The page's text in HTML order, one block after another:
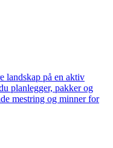
landskap på en aktiv
planlegger, pakker og
mestring og minner for